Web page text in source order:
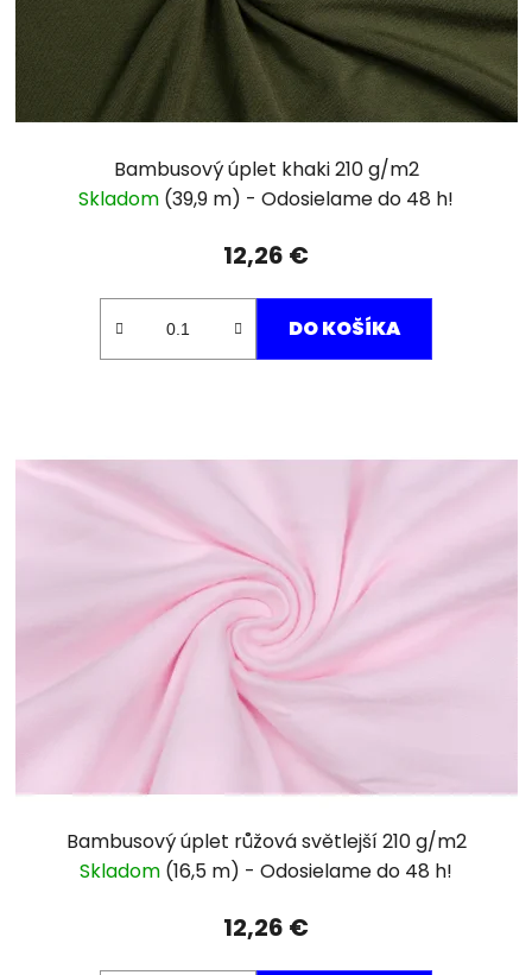
Bambusový úplet khaki 210 g/m2
Skladom (39,9 m)
12,26 €
DO KOŠÍKA
Bambusový úplet růžová světlejší 210 g/m2
Skladom (16,5 m)
12,26 €